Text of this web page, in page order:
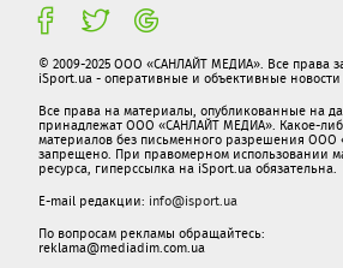
© 2009-2025 ООО «САНЛАЙТ МЕДИА». Все права
iSport.ua - оперативные и объективные новости
Все права на материалы, опубликованные на
принадлежат ООО «САНЛАЙТ МЕДИА». Какое-
материалов без письменного разрешения
запрещено. При правомерном использовании
ресурса, гиперссылка на iSport.ua обязательна.
E-mail редакции: info@isport.ua
По вопросам рекламы обращайтесь:
reklama@mediadim.com.ua